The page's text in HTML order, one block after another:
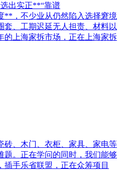
出实正**“靠谱
**，不少业从仍然陷入选择窘境
套、工期迟延无人担责、材料以
的上海家拆市场，正在上海家拆
砖、木门、衣柜、家具、家电等
题。正在学问的同时，我们能够
插手乐省联盟，正在众筹项目